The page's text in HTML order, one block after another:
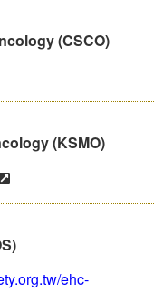
(CSCO)
(KSMO)
ehc-